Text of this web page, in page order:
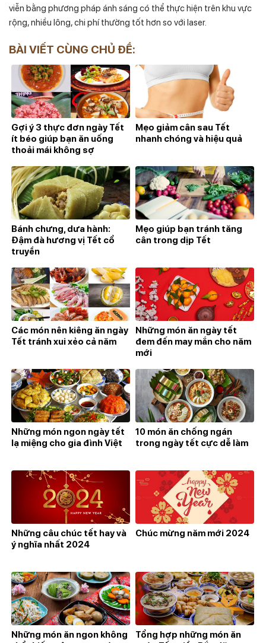
viễn bằng phương pháp ánh sáng có thể thực hiện trên khu vực
rộng, nhiều lông, chi phí thường tốt hơn so với laser.
BÀI VIẾT CÙNG CHỦ ĐỀ:
Gợi ý 3 thực đơn ngày Tết
ít béo giúp bạn ăn uống
thoải mái không sợ
Mẹo giảm cân sau Tết
nhanh chóng và hiệu quả
Bánh chưng, dưa hành:
Đậm đà hương vị Tết cổ
truyền
Mẹo giúp bạn tránh tăng
cân trong dịp Tết
Các món nên kiêng ăn ngày
Tết tránh xui xẻo cả năm
Những món ăn ngày tết
đem đến may mắn cho năm
mới
Những món ngon ngày tết
lạ miệng cho gia đình Việt
10 món ăn chống ngán
trong ngày tết cực dễ làm
Những câu chúc tết hay và
ý nghĩa nhất 2024
Chúc mừng năm mới 2024
Những món ăn ngon không
Tổng hợp những món ăn